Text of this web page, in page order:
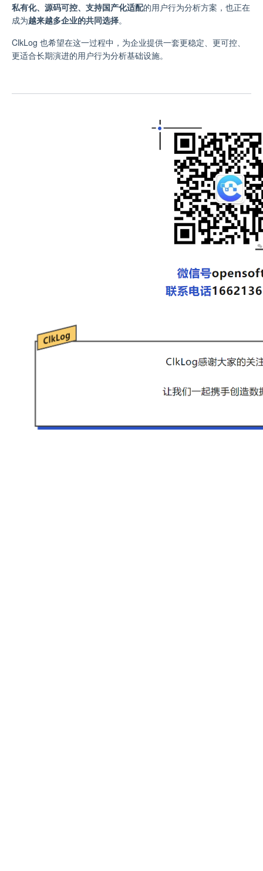
私有化、源码可控、支持国产化适配的用户行为分析方案，也正在
成为越来越多企业的共同选择。
ClkLog 也希望在这一过程中，为企业提供一套更稳定、更可控、
更适合长期演进的用户行为分析基础设施。